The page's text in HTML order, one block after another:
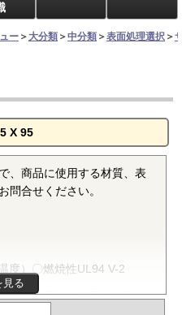
ー ＞大分類 ＞中分類 ＞表面処理選択 ＞
X 95
、商品に使用する材質、表
問合せください。
度）〇燃焼性UL94 V-2
ジニアリングプラスチッ
見る